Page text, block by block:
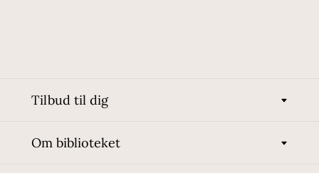
Tilbud til dig
Om biblioteket